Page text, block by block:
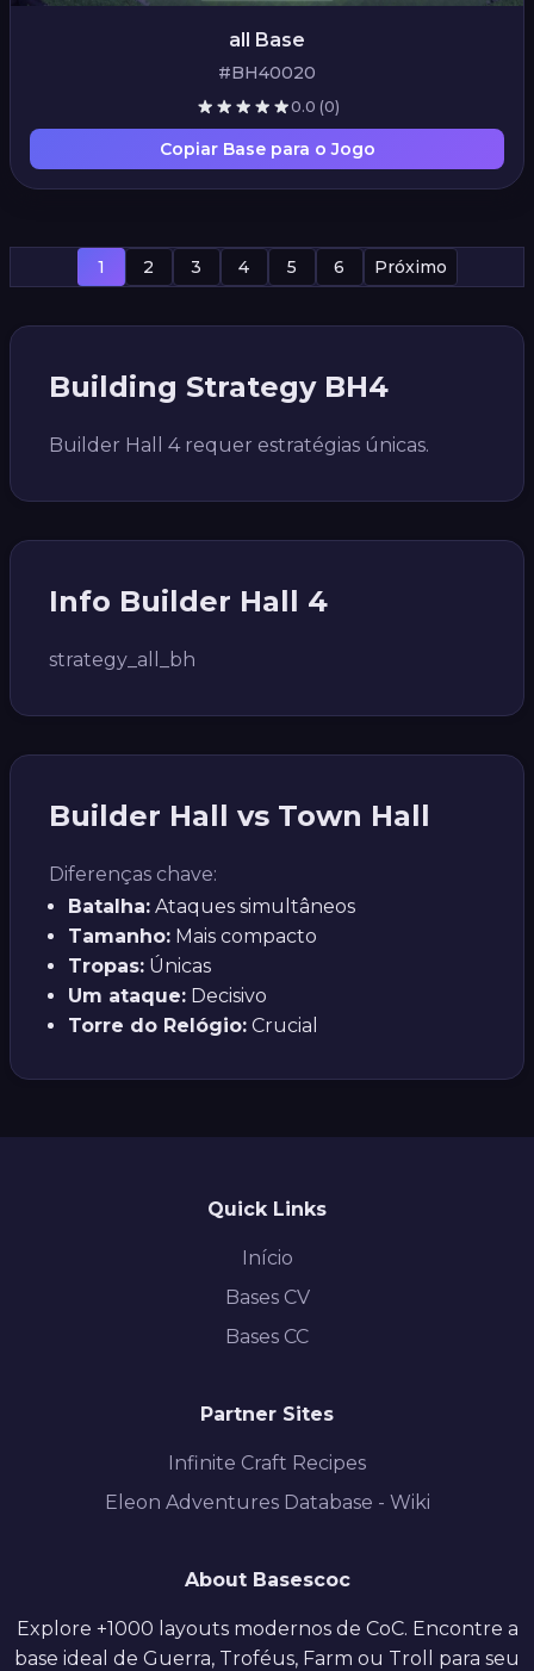
all Base
#BH40020
0.0 (0)
Copiar Base para o Jogo
1 2 3 4 5 6 Próximo
Building Strategy BH4
Builder Hall 4 requer estratégias únicas.
Info Builder Hall 4
strategy_all_bh
Builder Hall vs Town Hall
Diferenças chave:
Batalha: Ataques simultâneos
Tamanho: Mais compacto
Tropas: Únicas
Um ataque: Decisivo
Torre do Relógio: Crucial
Quick Links
Início
Bases CV
Bases CC
Partner Sites
Infinite Craft Recipes
Eleon Adventures Database - Wiki
About Basescoc
Explore +1000 layouts modernos de CoC. Encontre a
base ideal de Guerra, Troféus, Farm ou Troll para seu